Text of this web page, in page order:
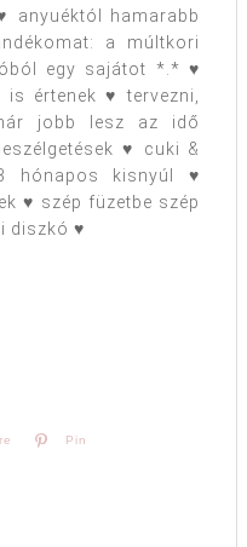
hamarabb
a múltkori
egy sajátot *.* ♥
értenek ♥ tervezni,
jobb lesz az idő
♥ cuki &
hónapos kisnyúl ♥
♥ szép füzetbe szép
diszkó ♥
Pin